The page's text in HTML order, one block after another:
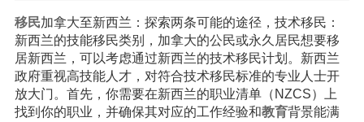
移民加拿大至新西兰：探索两条可能的途径，技术移民：
新西兰的技能移民类别，加拿大的公民或永久居民想要移
居新西兰，可以考虑通过新西兰的技术移民计划。新西兰
政府重视高技能人才，对符合技术移民标准的专业人士开
放大门。首先，你需要在新西兰的职业清单（NZCS）上
找到你的职业，并确保其对应的工作经验和教育背景能满